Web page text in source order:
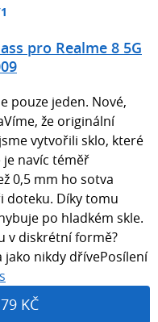
pro Realme 8 5G
pouze jeden. Nové,
že originální
vytvořili sklo, které
navíc téměř
0,5 mm ho sotva
doteku. Díky tomu
po hladkém skle.
v diskrétní formě?
jako nikdy dřívePosílení
KČ